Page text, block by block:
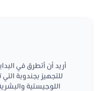
أريد أن أتطرق في
للتجهيز بجندوبة
اللوجيستية